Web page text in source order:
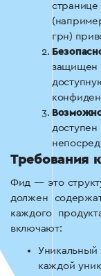
грн)
защищен
Требования
Фид — это
должен
каждого
включают:
каждой